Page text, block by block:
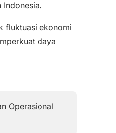
Indonesia.
fluktuasi ekonomi
daya
Operasional